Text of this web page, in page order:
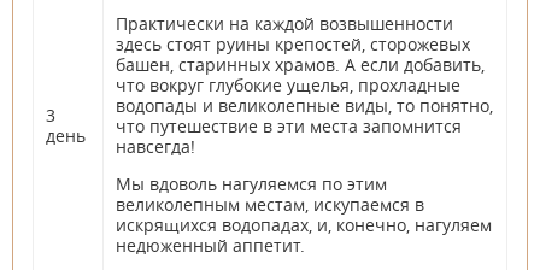
3
день
Практически на каждой возвышенности
здесь стоят руины крепостей, сторожевых
башен, старинных храмов. А если добавить,
что вокруг глубокие ущелья, прохладные
водопады и великолепные виды, то понятно,
что путешествие в эти места запомнится
навсегда!
Мы вдоволь нагуляемся по этим
великолепным местам, искупаемся в
искрящихся водопадах, и, конечно, нагуляем
недюженный аппетит.